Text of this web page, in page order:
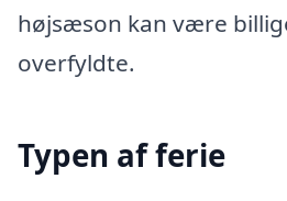
højsæson kan være
overfyldte.
Typen af ferie